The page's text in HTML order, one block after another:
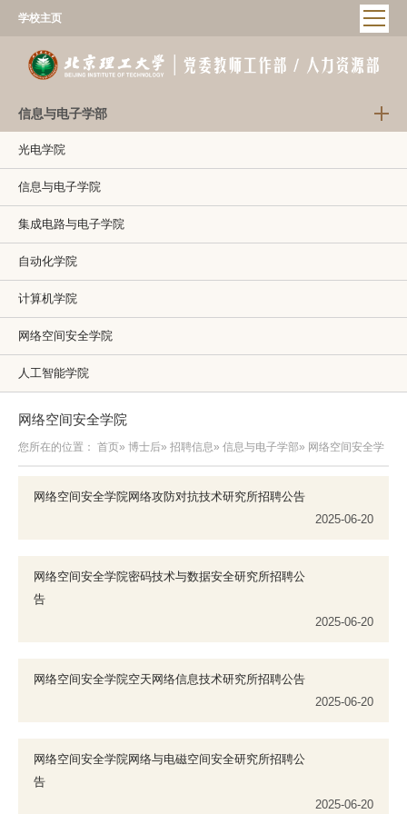
学校主页
信息与电子学部
光电学院
信息与电子学院
集成电路与电子学院
自动化学院
计算机学院
网络空间安全学院
人工智能学院
网络空间安全学院
您所在的位置： 首页» 博士后» 招聘信息» 信息与电子学部» 网络空间安全学
网络空间安全学院网络攻防对抗技术研究所招聘公告
2025-06-20
网络空间安全学院密码技术与数据安全研究所招聘公
告
2025-06-20
网络空间安全学院空天网络信息技术研究所招聘公告
2025-06-20
网络空间安全学院网络与电磁空间安全研究所招聘公
告
2025-06-20